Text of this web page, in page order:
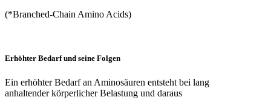
(*Branched-Chain Amino Acids)
Erhöhter Bedarf und seine Folgen
Ein erhöhter Bedarf an Aminosäuren entsteht bei lang
anhaltender körperlicher Belastung und daraus